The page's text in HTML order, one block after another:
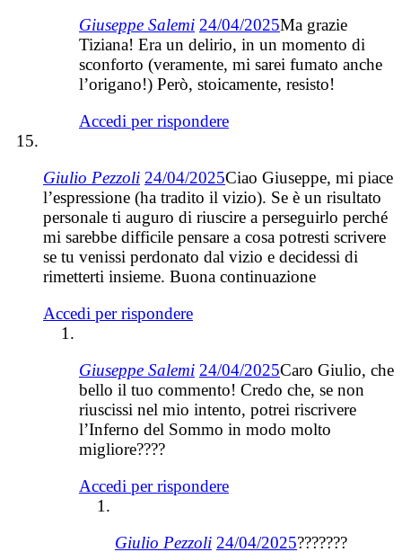
Giuseppe Salemi 24/04/2025Ma grazie
Tiziana! Era un delirio, in un momento di
sconforto (veramente, mi sarei fumato anche
l’origano!) Però, stoicamente, resisto!
Accedi per rispondere
Giulio Pezzoli 24/04/2025Ciao Giuseppe, mi piace
l’espressione (ha tradito il vizio). Se è un risultato
personale ti auguro di riuscire a perseguirlo perché
mi sarebbe difficile pensare a cosa potresti scrivere
se tu venissi perdonato dal vizio e decidessi di
rimetterti insieme. Buona continuazione
Accedi per rispondere
Giuseppe Salemi 24/04/2025Caro Giulio, che
bello il tuo commento! Credo che, se non
riuscissi nel mio intento, potrei riscrivere
l’Inferno del Sommo in modo molto
migliore????
Accedi per rispondere
Giulio Pezzoli 24/04/2025???????